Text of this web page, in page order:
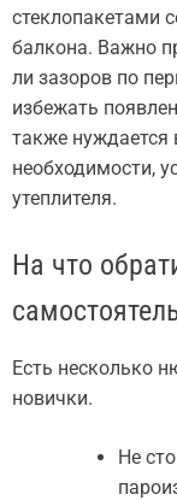
стеклопакетами
балкона. Важно
ли зазоров по
избежать
также нуждается
необходимости,
утеплителя.
На что
Есть несколько
новички.
Не